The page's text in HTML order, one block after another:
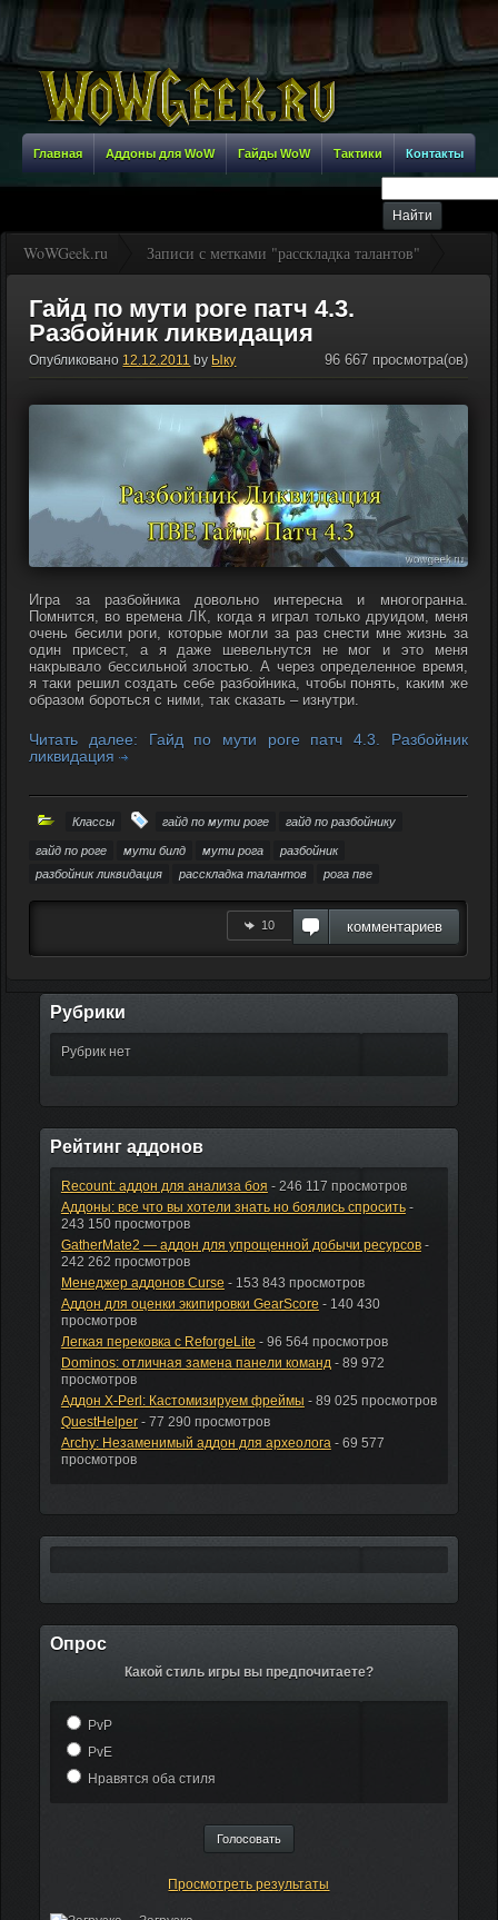
Главная Аддоны для WoW Гайды WoW Тактики Контакты
WoWGeek.ru Записи с метками "расскладка талантов"
Гайд по мути роге патч 4.3.
Разбойник ликвидация
Опубликовано 12.12.2011 by Ыку 96 667 просмотра(ов)
Игра за разбойника довольно интересна и многогранна.
Помнится, во времена ЛК, когда я играл только друидом, меня
очень бесили роги, которые могли за раз снести мне жизнь за
один присест, а я даже шевельнутся не мог и это меня
накрывало бессильной злостью. А через определенное время,
я таки решил создать себе разбойника, чтобы понять, каким же
образом бороться с ними, так сказать – изнутри.
Читать далее: Гайд по мути роге патч 4.3. Разбойник
ликвидация
Классы гайд по мути роге гайд по разбойнику
гайд по роге мути билд мути рога
разбойник
разбойник ликвидация
расскладка талантов рога пве
10 комментариев
Рубрики
Рубрик нет
Рейтинг аддонов
Recount: аддон для анализа боя - 246 117 просмотров
Аддоны: все что вы хотели знать но боялись спросить-
243 150 просмотров
GatherMate2 — аддон для упрощенной добычи ресурсов-
242 262 просмотров
Менеджер аддонов Curse - 153 843 просмотров
Аддон для оценки экипировки GearScore - 140 430
просмотров
Легкая перековка с ReforgeLite - 96 564 просмотров
Dominos: отличная замена панели команд - 89 972
просмотров
Аддон X-Perl: Кастомизируем фреймы - 89 025 просмотров
QuestHelper- 77 290 просмотров
Archy: Незаменимый аддон для археолога - 69 577
просмотров
Опрос
Какой стиль игры вы предпочитаете?
PvP
PvE
Нравятся оба стиля
Просмотреть результаты